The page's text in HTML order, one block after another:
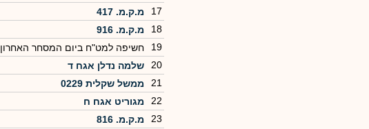
17
מ.ק.מ. 417
18
מ.ק.מ. 916
19
חשיפה למט"ח ביום המסחר האחרון
20
שלמה נדלן אגח ד
21
ממשל שקלית 0229
22
מגוריט אגח ח
23
מ.ק.מ. 816